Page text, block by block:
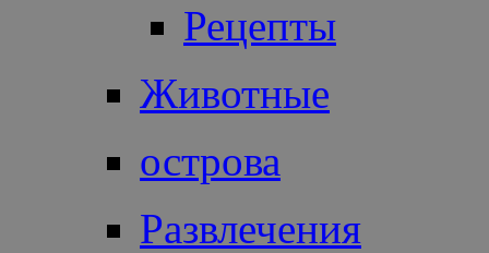
Рецепты
Животные
острова
Развлечения